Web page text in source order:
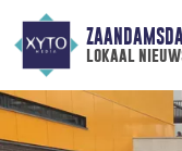
lokaal